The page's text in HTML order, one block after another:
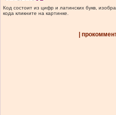
Код состоит из цифр и латинских букв,
кода кликните на картинке.
|